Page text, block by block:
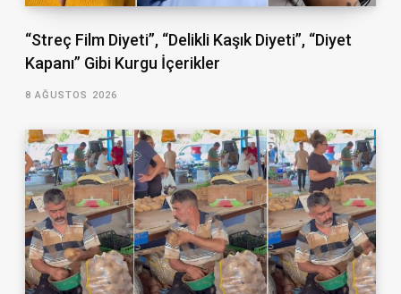
“Streç Film Diyeti”, “Delikli Kaşık Diyeti”, “Diyet
Kapanı” Gibi Kurgu İçerikler
8 AĞUSTOS 2026